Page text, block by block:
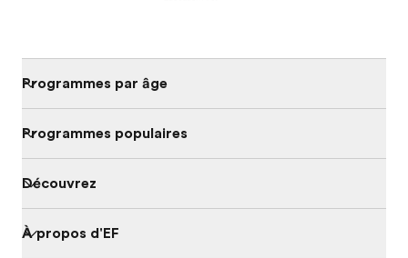
Programmes par âge
Programmes populaires
Découvrez
À propos d'EF